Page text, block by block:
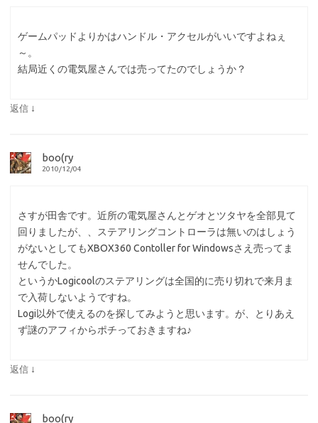
ゲームパッドよりかはハンドル・アクセルがいいですよねぇ
～。
結局近くの電気屋さんでは売ってたのでしょうか？
返信 ↓
boo(ry
2010/12/04
さすが田舎です。近所の電気屋さんとゲオとツタヤを全部見て
回りましたが、、ステアリングコントローラは無いのはしょう
がないとしてもXBOX360 Contoller for Windowsさえ売ってま
せんでした。
というかLogicoolのステアリングは全国的に売り切れで来月ま
で入荷しないようですね。
Logi以外で使えるのを探してみようと思います。が、とりあえ
ず謎のアフィからポチっておきますね♪
返信 ↓
boo(ry